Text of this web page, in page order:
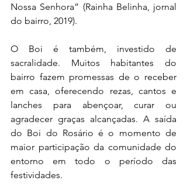
Nossa Senhora” (Rainha Belinha, jornal
do bairro, 2019).
O Boi é também, investido de
sacralidade. Muitos habitantes do
bairro fazem promessas de o receber
em casa, oferecendo rezas, cantos e
lanches para abençoar, curar ou
agradecer graças alcançadas. A saída
do Boi do Rosário é o momento de
maior participação da comunidade do
entorno em todo o período das
festividades.